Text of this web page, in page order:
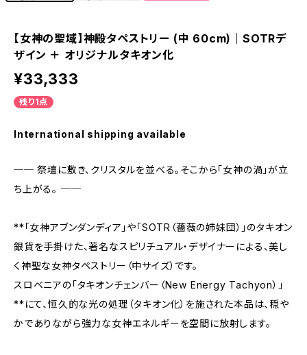
【女神の聖域】神殿タペストリー (中 60cm)｜SOTRデ
ザイン ＋ オリジナルタキオン化
¥33,333
残り1点
International shipping available
── 祭壇に敷き、クリスタルを並べる。そこから「女神の渦」が立
ち上がる。 ──
**「女神アブンダンディア」や「SOTR（薔薇の姉妹団）」のタキオン
銀貨を手掛けた、著名なスピリチュアル・デザイナーによる、美し
く神聖な女神タペストリー（中サイズ）です。
スロベニアの「タキオンチェンバー（New Energy Tachyon）」
**にて、恒久的な光の処理（タキオン化）を施された本品は、穏や
かでありながら強力な女神エネルギーを空間に放射します。